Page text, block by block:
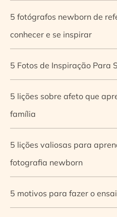
5 fotógrafos newborn de
conhecer e se inspirar
5 Fotos de Inspiração Para
5 lições sobre afeto que
família
5 lições valiosas para
fotografia newborn
5 motivos para fazer o